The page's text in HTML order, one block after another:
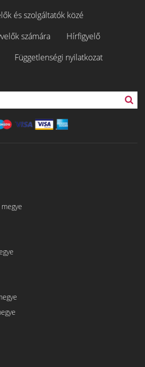
és szolgáltatók közé
számára
Hírfigyelő
Függetlenségi nyilatkozat